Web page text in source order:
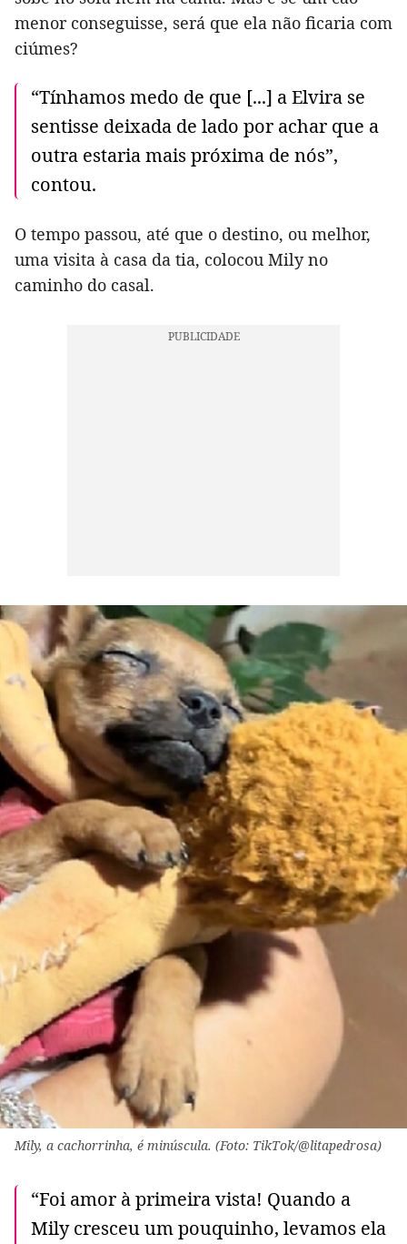
menor conseguisse, será que ela não ficaria com
ciúmes?
“Tínhamos medo de que [...] a Elvira se
sentisse deixada de lado por achar que a
outra estaria mais próxima de nós”,
contou.
O tempo passou, até que o destino, ou melhor,
uma visita à casa da tia, colocou Mily no
caminho do casal.
Mily, a cachorrinha, é minúscula. (Foto: TikTok/@litapedrosa)
“Foi amor à primeira vista! Quando a
Mily cresceu um pouquinho, levamos ela